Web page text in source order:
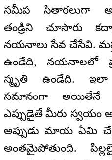
సమీప సితారలుగా
తండ్రిని చూసారు
నయనాలు సేవ చేసేవి.
ఉండేది, నయనాలలో
స్మృతి ఉండేది.
సమానంగా అయితేనే
ఎప్పుడైతే మీరు స్వయం
అప్పుడు మాయ ఏమి
అంతమైపోతుంది.